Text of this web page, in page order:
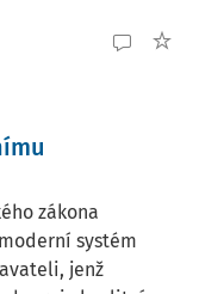
zákona
systém
jenž